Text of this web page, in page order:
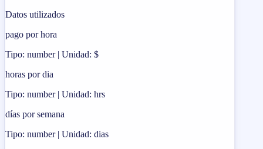
Datos utilizados
pago por hora
Tipo: number | Unidad: $
horas por dia
Tipo: number | Unidad: hrs
días por semana
Tipo: number | Unidad: dias